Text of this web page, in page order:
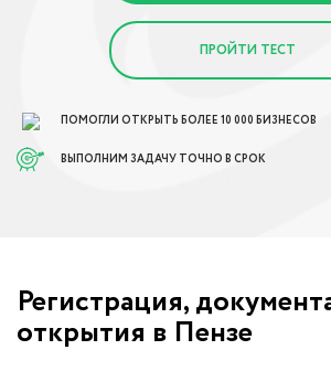
ПРОЙТИ ТЕСТ
ПОМОГЛИ ОТКРЫТЬ БОЛЕЕ 10 000 БИЗНЕСОВ
ВЫПОЛНИМ ЗАДАЧУ ТОЧНО В СРОК
Регистрация,
открытия в Пензе